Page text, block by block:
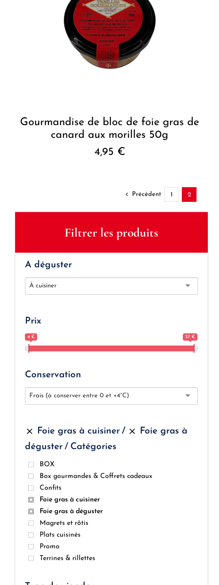
Filtrer les produits
A déguster
À cuisiner
Prix
4 € 57 €
Conservation
Frais (à conserver entre 0 et +4°C)
Foie gras à cuisiner
Foie gras à
déguster
Catégories
BOX
Box gourmandes & Coffrets cadeaux
Confits
Foie gras à cuisiner
Foie gras à déguster
Magrets et rôtis
Plats cuisinés
Promo
Terrines & rillettes
Gourmandise de bloc de foie gras de
canard aux morilles 50g
4,95 €
Précédent 1 2